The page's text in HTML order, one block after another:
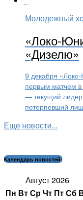
Молодежный
«Локо-
«Дизелю»
9 декабря
первым матчем в
— текущий
потерпевший
Еще новости...
Календарь новостей:
Август 2026
Пн ВтСрЧт ПтСб